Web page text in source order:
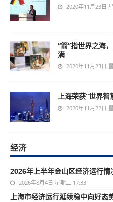
2020年11月23日
“箭”指世界之海
满
2020年11月23日
上海荣获“世界智
2020年11月22日
经济
2026年上半年金山区经济运行情
2026年8月4日 星期二 17:33
上海市经济运行延续稳中向好态